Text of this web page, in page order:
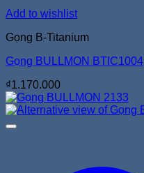
Add to wishlist
Gọng B-Titanium
Gọng BULLMON BTIC1004
₫1.170.000